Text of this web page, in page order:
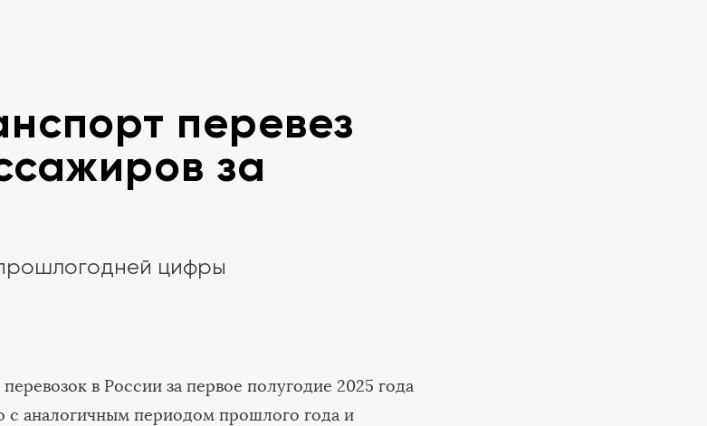
перевез
за
цифры
в России за первое полугодие 2025 года
с аналогичным периодом прошлого года и